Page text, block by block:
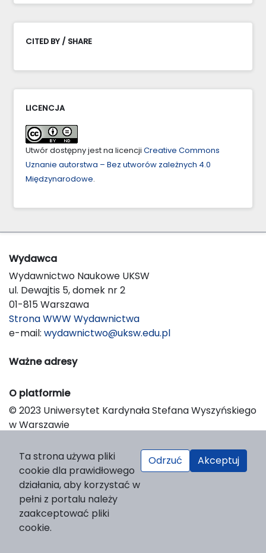
CITED BY / SHARE
LICENCJA
Utwór dostępny jest na licencji Creative Commons
Uznanie autorstwa – Bez utworów zależnych 4.0
Międzynarodowe.
Wydawca
Wydawnictwo Naukowe UKSW
ul. Dewajtis 5, domek nr 2
01-815 Warszawa
Strona WWW Wydawnictwa
e-mail: wydawnictwo@uksw.edu.pl
Ważne adresy
O platformie
© 2023 Uniwersytet Kardynała Stefana Wyszyńskiego
w Warszawie
Platform & Workflow by OJS/PKP
Ta strona używa pliki
cookie dla prawidłowego
działania, aby korzystać w
pełni z portalu należy
zaakceptować pliki
cookie.
Odrzuć Akceptuj